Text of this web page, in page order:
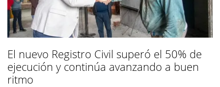
El nuevo Registro Civil superó el 50% de
ejecución y continúa avanzando a buen
ritmo